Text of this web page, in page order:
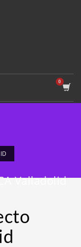
Valladolid